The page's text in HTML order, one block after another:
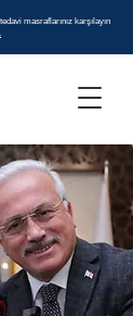
masraflarınız karşılayın